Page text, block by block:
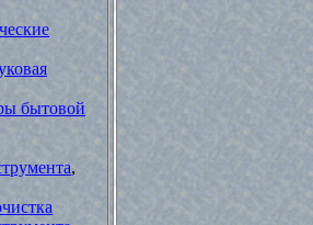
бытовой
,